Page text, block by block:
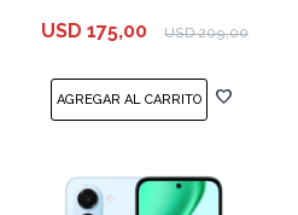
USD 175,00 USD 209,00